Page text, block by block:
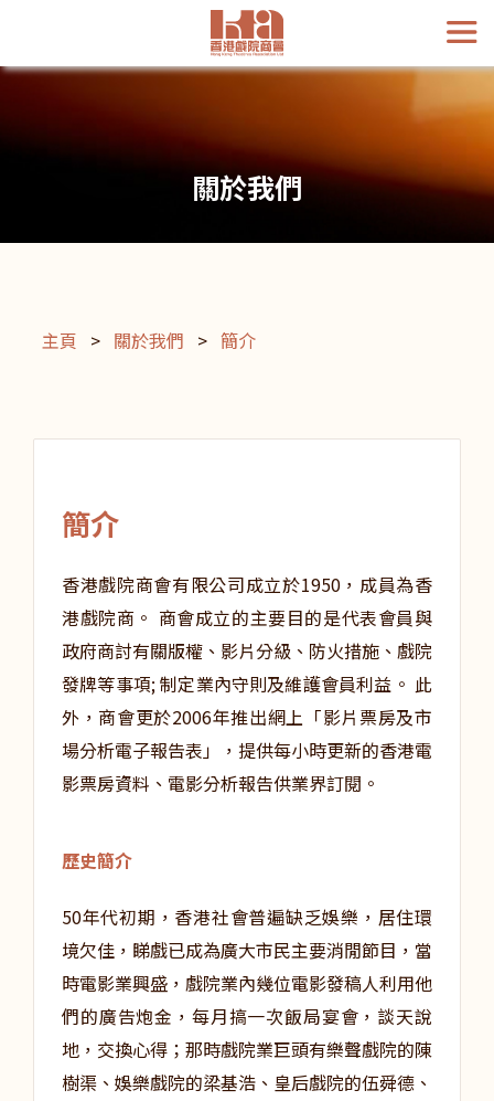
關於我們
主頁 > 關於我們 > 簡介
簡介
香港戲院商會有限公司成立於1950，成員為香
港戲院商。 商會成立的主要目的是代表會員與
政府商討有關版權、影片分級、防火措施、戲院
發牌等事項; 制定業內守則及維護會員利益。 此
外，商會更於2006年推出網上「影片票房及市
場分析電子報告表」，提供每小時更新的香港電
影票房資料、電影分析報告供業界訂閱。
歷史簡介
50年代初期，香港社會普遍缺乏娛樂，居住環
境欠佳，睇戲已成為廣大市民主要消閒節目，當
時電影業興盛，戲院業內幾位電影發稿人利用他
們的廣告炮金，每月搞一次飯局宴會，談天說
地，交換心得；那時戲院業巨頭有樂聲戲院的陳
樹渠、娛樂戲院的梁基浩、皇后戲院的伍舜德、